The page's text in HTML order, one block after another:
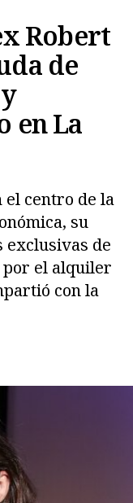
Robert
de
en La
el centro de la
su
exclusivas de
el alquiler
con la